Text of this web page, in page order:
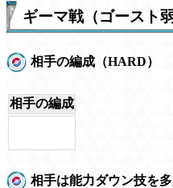
ギーマ戦（ゴースト
相手の編成（HARD）
相手の編成
相手は能力ダウン技を